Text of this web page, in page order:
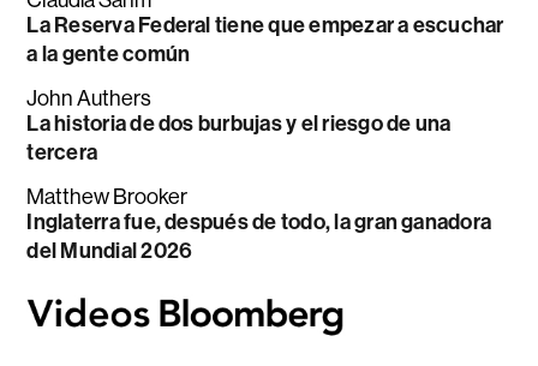
La Reserva Federal tiene que empezar a escuchar
a la gente común
John Authers
La historia de dos burbujas y el riesgo de una
tercera
Matthew Brooker
Inglaterra fue, después de todo, la gran ganadora
del Mundial 2026